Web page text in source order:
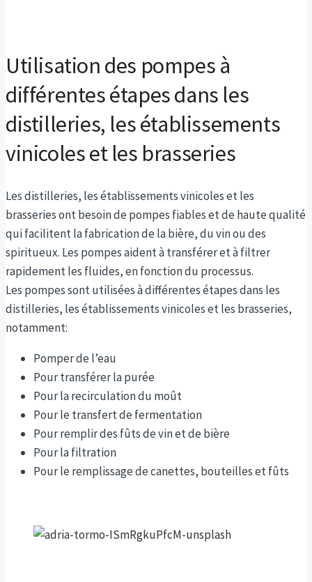
Utilisation des pompes à
différentes étapes dans les
distilleries, les établissements
vinicoles et les brasseries
Les distilleries, les établissements vinicoles et les
brasseries ont besoin de pompes fiables et de haute qualité
qui facilitent la fabrication de la bière, du vin ou des
spiritueux. Les pompes aident à transférer et à filtrer
rapidement les fluides, en fonction du processus.
Les pompes sont utilisées à différentes étapes dans les
distilleries, les établissements vinicoles et les brasseries,
notamment:
Pomper de l’eau
Pour transférer la purée
Pour la recirculation du moût
Pour le transfert de fermentation
Pour remplir des fûts de vin et de bière
Pour la filtration
Pour le remplissage de canettes, bouteilles et fûts